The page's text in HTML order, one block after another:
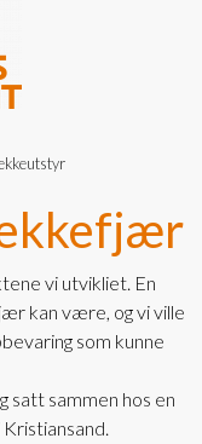
vi utvikliet. En
kan være, og vi ville
som kunne
satt sammen hos en